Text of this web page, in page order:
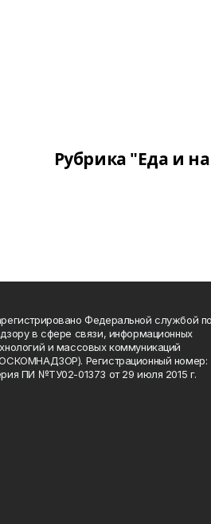
Рубрика "Еда и
Федеральной службой по
в сфере связи, информационных
и массовых коммуникаций
Регистрационный номер:
ПИ №ТУ02-01373 от 29 июля 2015 г.